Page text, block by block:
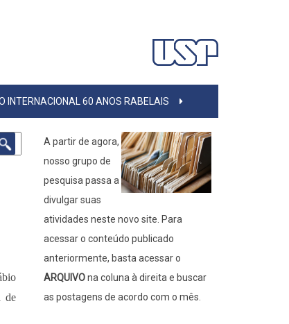
INTERNACIONAL 60 ANOS RABELAIS
de
A partir de agora,
nosso grupo de
pesquisa passa a
divulgar suas
atividades neste novo site. Para
acessar o conteúdo publicado
anteriormente, basta acessar o
ARQUIVOna coluna à direita e buscar
as postagens de acordo com o mês.